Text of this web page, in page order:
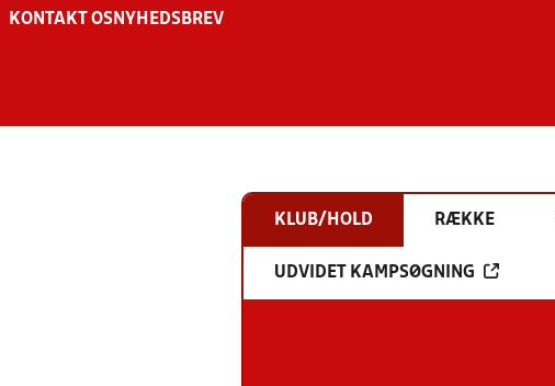
KONTAKT OS NYHEDSBREV
KLUB/HOLD RÆKKE
UDVIDET KAMPSØGNING